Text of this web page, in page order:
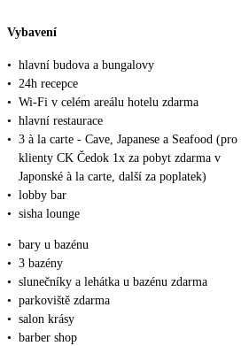
Vybavení
• hlavní budova a bungalovy
• 24h recepce
• Wi-Fi v celém areálu hotelu zdarma
• hlavní restaurace
• 3 à la carte - Cave, Japanese a Seafood (pro
klienty CK Čedok 1x za pobyt zdarma v
Japonské à la carte, další za poplatek)
• lobby bar
• sisha lounge
• bary u bazénu
• 3 bazény
• slunečníky a lehátka u bazénu zdarma
• parkoviště zdarma
• salon krásy
• barber shop